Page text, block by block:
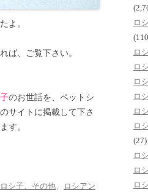
よ。
ば、ご覧下さい。
のお世話を、ペットシ
サイトに掲載して下さ
す。
シ子、その他、
ロシアン
ロ
ロ
ロ
ロ
ロ
ロ
ロ
(27)
ロ
ロ
ロ